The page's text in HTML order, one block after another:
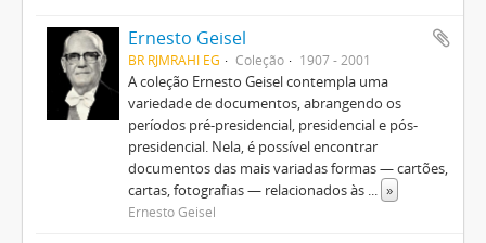
Ernesto Geisel
BR RJMRAHI EG Coleção 1907 - 2001
A coleção Ernesto Geisel contempla uma
variedade de documentos, abrangendo os
períodos pré-presidencial, presidencial e pós-
presidencial. Nela, é possível encontrar
documentos das mais variadas formas — cartões,
cartas, fotografias — relacionados às ... »
Ernesto Geisel